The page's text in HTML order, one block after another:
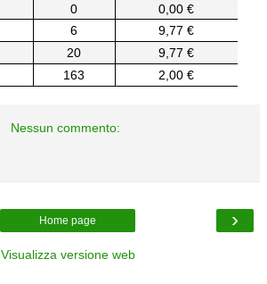
0
0,00 €
6
9,77 €
20
9,77 €
163 2,00 €
Nessun commento:
›
Home page
Visualizza versione web